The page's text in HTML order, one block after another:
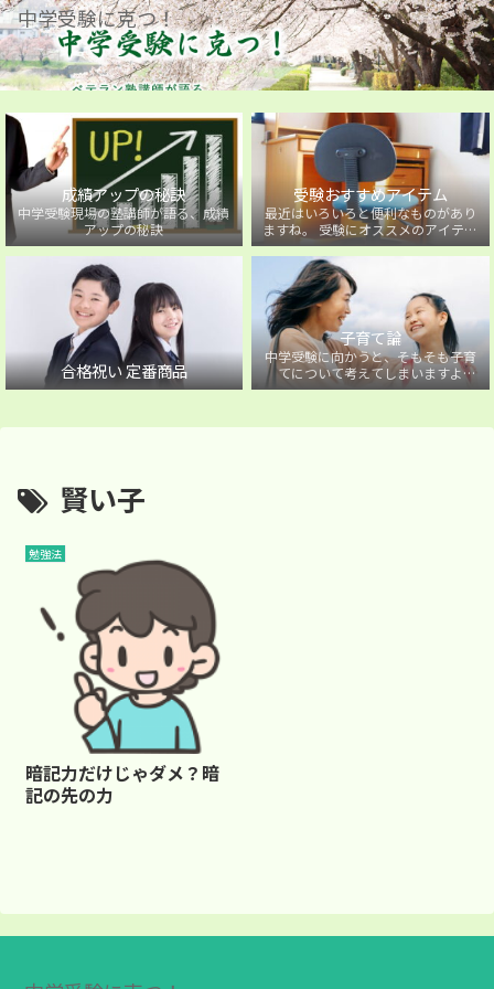
中学受験に克つ！
成績アップの秘訣
中学受験現場の塾講師が語る、成績
アップの秘訣
受験おすすめアイテム
最近はいろいろと便利なものがあり
ますね。 受験にオススメのアイテム
を紹介しています。
合格祝い 定番商品
子育て論
中学受験に向かうと、そもそも子育
てについて考えてしまいますよ
ね・・・。中学受験に向かうお子様
賢い子
勉強法
暗記力だけじゃダメ？暗
記の先の力